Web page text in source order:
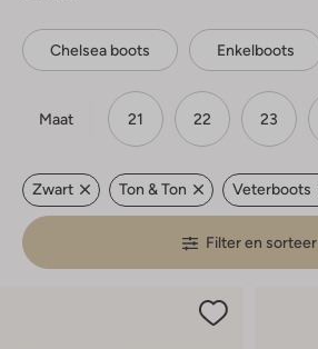
Chelsea boots Enkelboots
Maat 21 22 23
Zwart Ton & Ton Veterboots
Filter en sorteer